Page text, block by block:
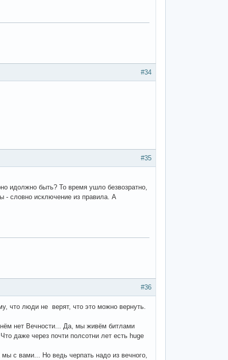
#34
#35
идолжно быть? То время ушло безвозратно,
- словно исключение из правила. А
#36
что люди не верят, что это можно вернуть.
нет Вечности... Да, мы живём битлами
даже через почти полсотни лет есть huge
с вами... Но ведь черпать надо из вечного,